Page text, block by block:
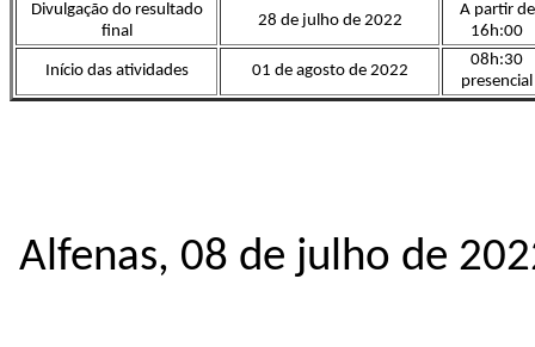
Divulgação do resultado
final
28 de julho de 2022
A partir de
16h:00
Início das atividades 01 de agosto de 2022
08h:30
presencial
Alfenas, 08 de julho de